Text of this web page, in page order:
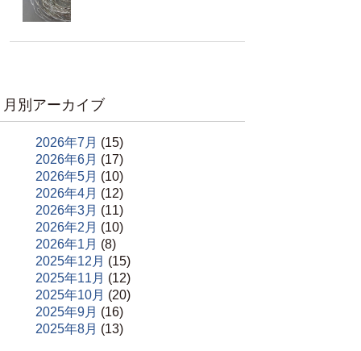
月別アーカイブ
2026年7月 (15)
2026年6月 (17)
2026年5月 (10)
2026年4月 (12)
2026年3月 (11)
2026年2月 (10)
2026年1月 (8)
2025年12月 (15)
2025年11月 (12)
2025年10月 (20)
2025年9月 (16)
2025年8月 (13)